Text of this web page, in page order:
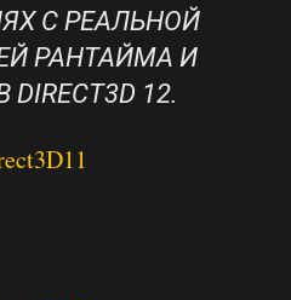
С РЕАЛЬНОЙ
РАНТАЙМА И
12.